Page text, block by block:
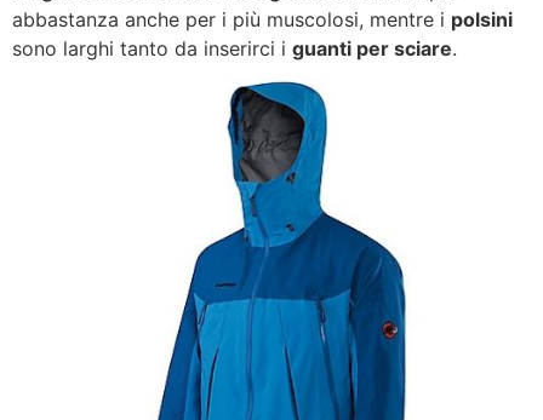
abbastanza anche per i più muscolosi, mentre i polsini
sono larghi tanto da inserirci i guanti per sciare.